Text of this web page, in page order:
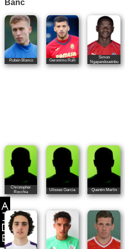
Banc
Rubén Blanco Geronimo Rulli
Simon
Ngapandouetnbu
Christopher
Rocchia
Ulisses Garcia Quentin Merlin